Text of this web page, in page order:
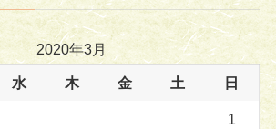
2020年3月
水 木 金 土 日
1